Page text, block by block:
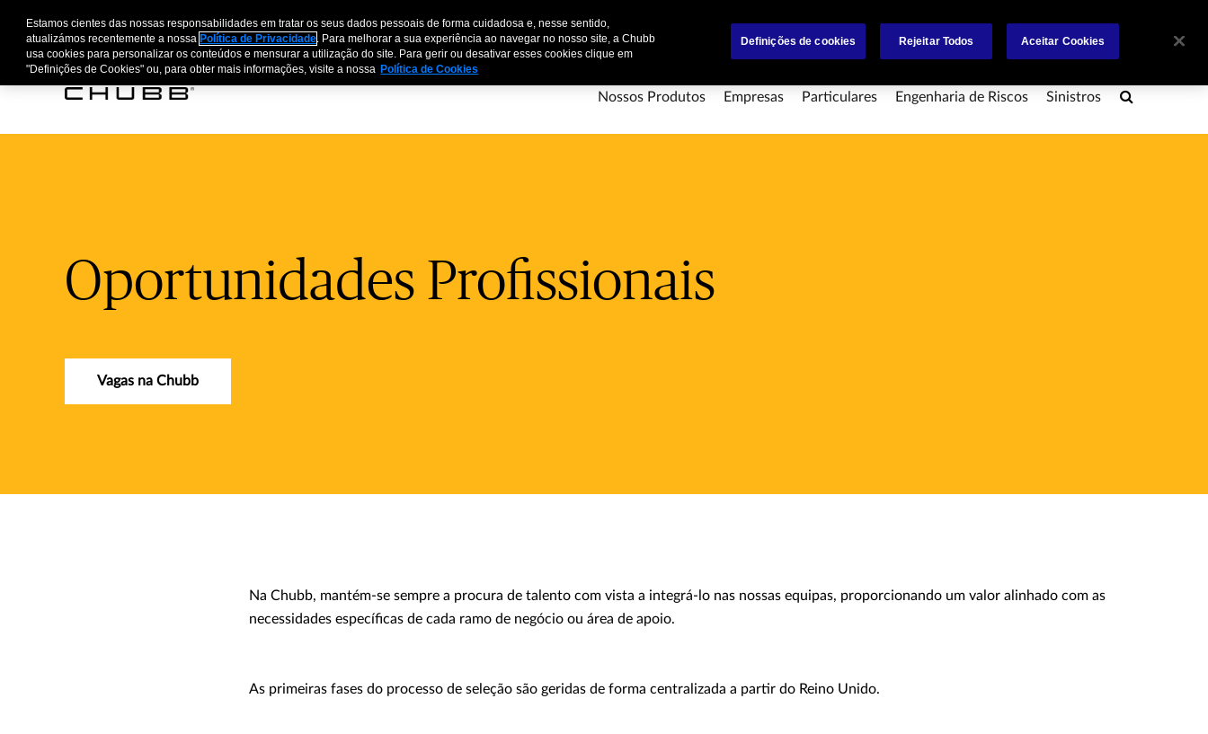
Nossos Produtos Empresas Particulares Engenharia de Riscos Sinistros Search
Oportunidades Profissionais
Vagas na Chubb
Na Chubb, mantém-se sempre a procura de talento com vista a integrá-lo nas nossas equipas, proporcionando um valor alinhado com as
necessidades específicas de cada ramo de negócio ou área de apoio.
As primeiras fases do processo de seleção são geridas de forma centralizada a partir do Reino Unido.
Estamos cientes das nossas responsabilidades em tratar os seus dados pessoais de forma cuidadosa e, nesse sentido,
atualizámos recentemente a nossa Política de Privacidade. Para melhorar a sua experiência ao navegar no nosso site, a Chubb
usa cookies para personalizar os conteúdos e mensurar a utilização do site. Para gerir ou desativar esses cookies clique em
"Definições de Cookies" ou, para obter mais informações, visite a nossa Política de Cookies
Definições de cookies Rejeitar Todos Aceitar Cookies